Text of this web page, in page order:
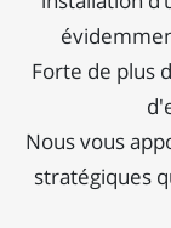
Forte de plus
Nous vous
stratégiques